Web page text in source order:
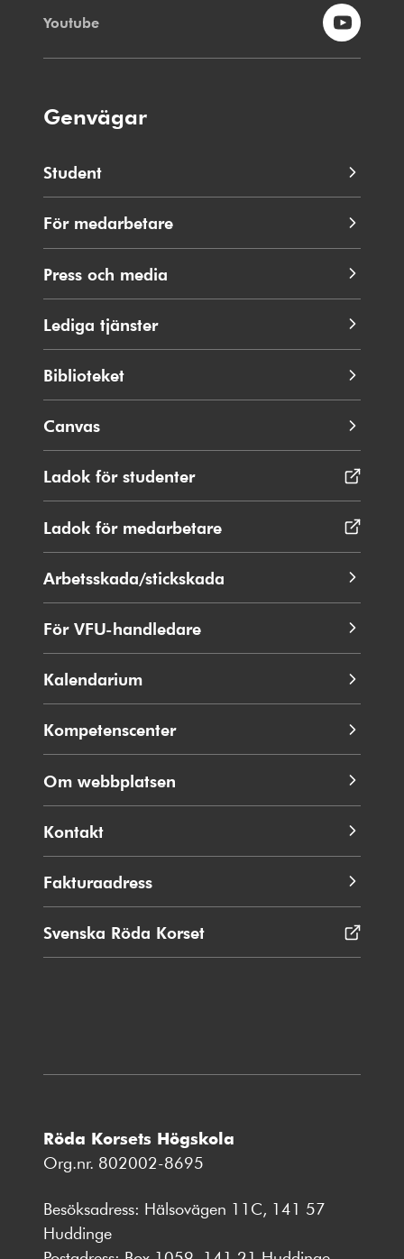
Youtube
Genvägar
Student
För medarbetare
Press och media
Lediga tjänster
Biblioteket
Canvas
Ladok för studenterÖppnas
i
fönster
Ladok för medarbetare
i
fönster
Arbetsskada/stickskada
För VFU-handledare
Kalendarium
Kompetenscenter
Om webbplatsen
Kontakt
Fakturaadress
Svenska Röda Korset
i
Röda Korsets Högskola
Org.nr. 802002-8695
Besöksadress: Hälsovägen 11C, 141 57
Huddinge